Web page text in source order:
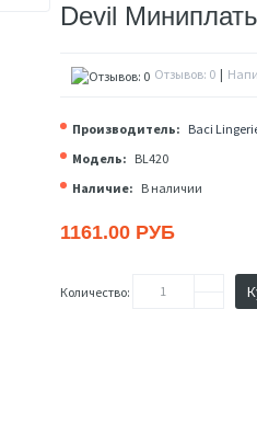
Devil
Отзывов: 0|
Производитель: Baci
Модель: BL420
Наличие: В наличии
1161.00 РУБ
Количество: